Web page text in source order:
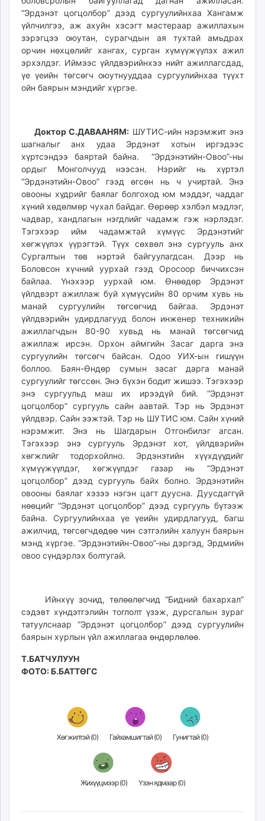
“Эрдэнэт цогцолбор” дээд сургуулийнхаа Хангамж
үйлчилгээ, аж ахуйн хэсэгт мастераар ажиллахын
зэрэгцээ оюутан, сурагчдын ая тухтай амьдрах
орчин нөхцөлийг хангах, сурган хүмүүжүүлэх ажил
эрхэлдэг. Иймээс үйлдвэрийнхээ нийт ажиллагсдад,
үе үеийн төгсөгч оюутнууддаа сургуулийнхаа түүхт
ойн баярын мэндийг хүргэе.
Доктор С.ДАВААНЯМ: ШУТИС-ийн нэрэмжит энэ
шагналыг анх удаа Эрдэнэт хотын иргэдээс
хүртсэндээ баяртай байна. “Эрдэнэтийн-Овоо”-ны
ордыг Монголчууд нээсэн. Нэрийг нь хүртэл
“Эрдэнэтийн-Овоо” гээд өгсөн нь ч учиртай. Энэ
овооны хүдрийг баялаг болгоход юм мэддэг, чаддаг
хүний хөдөлмөр чухал байдаг. Өөрөөр хэлбэл мэдлэг,
чадвар, хандлагын нэгдлийг чадамж гэж нэрлэдэг.
Тэгэхээр ийм чадамжтай хүмүүс Эрдэнэтийг
хөгжүүлэх үүрэгтэй. Түүх сөхвөл энэ сургууль анх
Сургалтын төв нэртэй байгуулагдсан. Дээр нь
Боловсон хүчний уурхай гээд Оросоор биччихсэн
байлаа. Үнэхээр уурхай юм. Өнөөдөр Эрдэнэт
үйлдвэрт ажиллаж буй хүмүүсийн 80 орчим хувь нь
манай сургуулийн төгсөгчид байгаа. Эрдэнэт
үйлдвэрийн удирдлагууд болон инженер техникийн
ажиллагчдын 80-90 хувьд нь манай төгсөгчид
ажиллаж ирсэн. Орхон аймгийн Засаг дарга энэ
сургуулийн төгсөгч байсан. Одоо УИХ-ын гишүүн
боллоо. Баян-Өндөр сумын засаг дарга манай
сургуулийг төгссөн. Энэ бүхэн бодит жишээ. Тэгэхээр
энэ сургуульд маш их ирээдүй бий. “Эрдэнэт
цогцолбор” сургууль сайн аавтай. Тэр нь Эрдэнэт
үйлдвэр. Сайн ээжтэй. Тэр нь ШУТИС юм. Сайн хүний
нэрэмжит. Энэ нь Шагдарын Отгонбилэг агсан.
Тэгэхээр энэ сургууль Эрдэнэт хот, үйлдвэрийн
хөгжлийг тодорхойлно. Эрдэнэтийн хүүхдүүдийг
хүмүүжүүлдэг, хөгжүүлдэг газар нь “Эрдэнэт
цогцолбор” дээд сургууль байх болно. Эрдэнэтийн
овооны баялаг хэзээ нэгэн цагт дуусна. Дуусдаггүй
нөөцийг “Эрдэнэт цогцолбор” дээд сургууль бүтээж
байна. Сургуулийнхаа үе үеийн удирдлагууд, багш
ажилчид, төгсөгчдөдөө чин сэтгэлийн халуун баярын
мэнд хүргэе. “Эрдэнэтийн-Овоо”-ны дэргэд, Эрдмийн
овоо сүндэрлэх болтугай.
Ийнхүү зочид, төлөөлөгчид “Бидний бахархал”
сэдэвт хүндэтгэлийн тоглолт үзэж, дурсгалын зураг
татуулснаар “Эрдэнэт цогцолбор” дээд сургуулийн
баярын хурлын үйл ажиллагаа өндөрлөлөө.
Т.БАТЧУЛУУН
ФОТО: Б.БАТТӨГС
Хөгжилтэй (0) Гайхамшигтай (0) Гунигтай (0)
Жихүүцмээр (0) Үзэн ядмаар (0)